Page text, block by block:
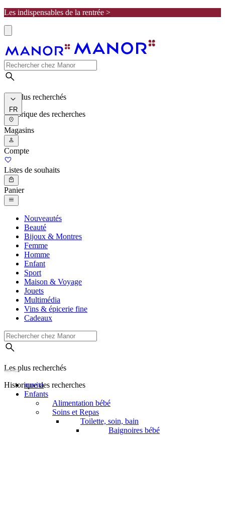
Les indispensables de la rentrée >
Les plus recherchés
Historique des recherches
FR
Magasins
Compte
Listes de souhaits
Panier
Nouveautés
Beauté
Bijoux & Montres
Femme
Homme
Enfant
Sport
Maison & Voyage
Jouets
Multimédia
Vins & épicerie fine
Cadeaux
Les plus recherchés
Historique des recherches
nuvita
Enfants
Alimentation bébé
Soins et Repas
Toilette, soin, bain
Baignoires bébé